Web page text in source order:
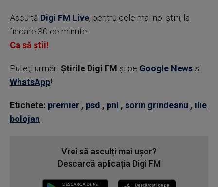
Ascultă Digi FM Live, pentru cele mai noi știri, la
fiecare 30 de minute.
Ca să știi!
Puteţi urmări Știrile Digi FM şi pe Google News şi
WhatsApp!
Etichete: premier , psd , pnl , sorin grindeanu , ilie
bolojan
Vrei să asculți mai ușor?
Descarcă aplicația Digi FM